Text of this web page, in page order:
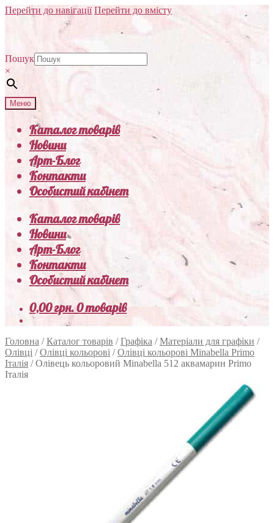
Перейти до навігації Перейти до вмісту
Пошук
×
Меню
Каталог товарів
Новини
Арт-Блог
Контакти
Особистий кабінет
Каталог товарів
Новини
Арт-Блог
Контакти
Особистий кабінет
0,00грн.0 товарів
Головна /Каталог товарів /Графіка /Матеріали для графіки /
Олівці /Олівці кольорові /Олівці кольорові Minabella Primo
Італія /Олівець кольоровий Minabella 512 аквамарин Primo
Італія